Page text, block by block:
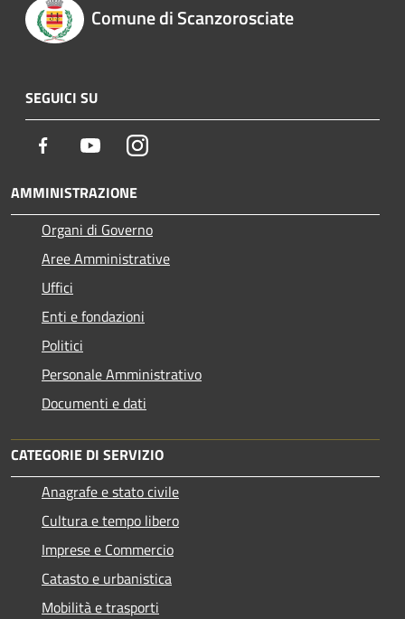
Comune di Scanzorosciate
SEGUICI SU
Facebook YoutubeInstagram
AMMINISTRAZIONE
Organi di Governo
Aree Amministrative
Uffici
Enti e fondazioni
Politici
Personale Amministrativo
Documenti e dati
CATEGORIE DI SERVIZIO
Anagrafe e stato civile
Cultura e tempo libero
Imprese e Commercio
Catasto e urbanistica
Mobilità e trasporti